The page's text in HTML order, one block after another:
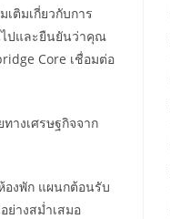
ติมเกี่ยวกับการ
ปและยืนยันว่าคุณ
Core เชื่อมต่อ
างเศรษฐกิจจาก
องพัก แผนกต้อนรับ
ย่างสม่ำเสมอ